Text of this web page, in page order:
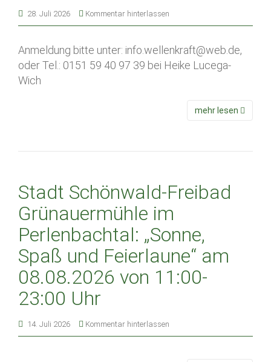
28. Juli 2026 Kommentar hinterlassen
Anmeldung bitte unter: info.wellenkraft@web.de,
oder Tel.: 0151 59 40 97 39 bei Heike Lucega-
Wich
mehr lesen
Stadt Schönwald-Freibad
Grünauermühle im
Perlenbachtal: „Sonne,
Spaß und Feierlaune“ am
08.08.2026 von 11:00-
23:00 Uhr
14. Juli 2026 Kommentar hinterlassen